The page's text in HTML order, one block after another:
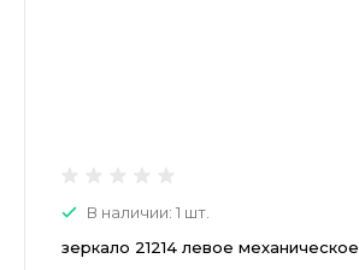
В наличии: 1 шт.
зеркало 21214 левое механическое